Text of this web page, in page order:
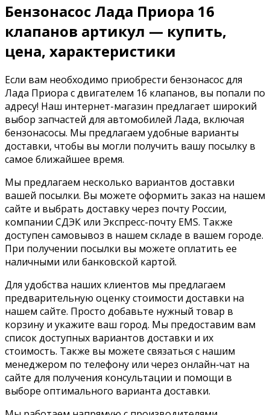
Бензонасос Лада Приора 16
клапанов артикул — купить,
цена, характеристики
Если вам необходимо приобрести бензонасос для
Лада Приора с двигателем 16 клапанов, вы попали по
адресу! Наш интернет-магазин предлагает широкий
выбор запчастей для автомобилей Лада, включая
бензонасосы. Мы предлагаем удобные варианты
доставки, чтобы вы могли получить вашу посылку в
самое ближайшее время.
Мы предлагаем несколько вариантов доставки
вашей посылки. Вы можете оформить заказ на нашем
сайте и выбрать доставку через почту России,
компании СДЭК или Экспресс-почту EMS. Также
доступен самовывоз в нашем складе в вашем городе.
При получении посылки вы можете оплатить ее
наличными или банковской картой.
Для удобства наших клиентов мы предлагаем
предварительную оценку стоимости доставки на
нашем сайте. Просто добавьте нужный товар в
корзину и укажите ваш город. Мы предоставим вам
список доступных вариантов доставки и их
стоимость. Также вы можете связаться с нашим
менеджером по телефону или через онлайн-чат на
сайте для получения консультации и помощи в
выборе оптимального варианта доставки.